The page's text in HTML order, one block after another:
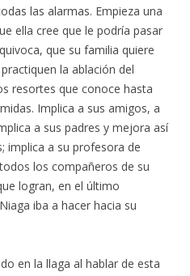
las alarmas. Empieza una
ella cree que le podría pasar
que su familia quiere
la ablación del
resortes que conoce hasta
Implica a sus amigos, a
a sus padres y mejora así
implica a su profesora de
los compañeros de su
logran, en el último
iba a hacer hacia su
en la llaga al hablar de esta